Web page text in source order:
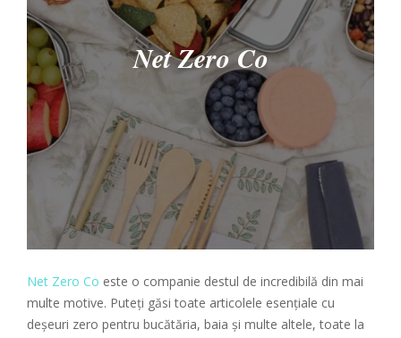
Net Zero Co
Net Zero Co este o companie destul de incredibilă din mai
multe motive. Puteți găsi toate articolele esențiale cu
deșeuri zero pentru bucătăria, baia și multe altele, toate la